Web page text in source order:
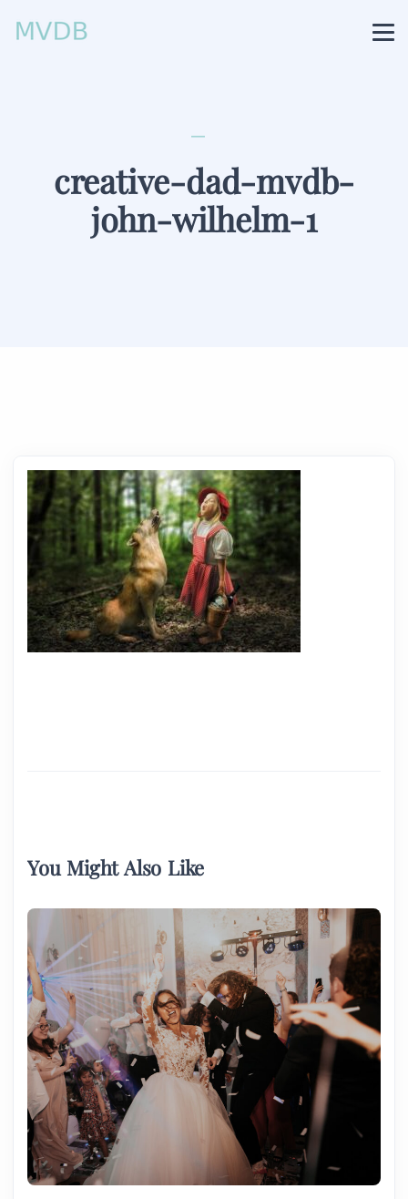
creative-dad-mvdb-
john-wilhelm-1
You Might Also Like